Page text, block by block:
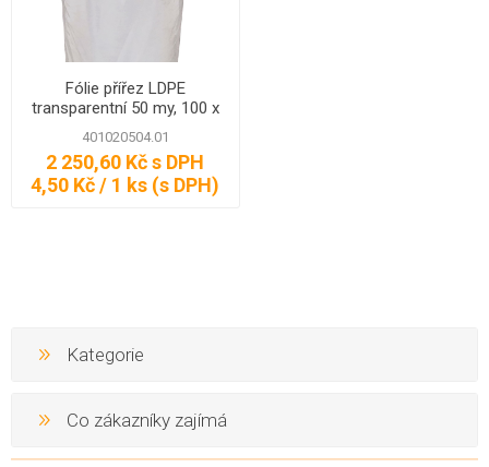
Fólie přířez LDPE
transparentní 50 my, 100 x
100 cm
401020504.01
2 250,60 Kč s DPH
4,50 Kč / 1 ks (s DPH)
Kategorie
Co zákazníky zajímá